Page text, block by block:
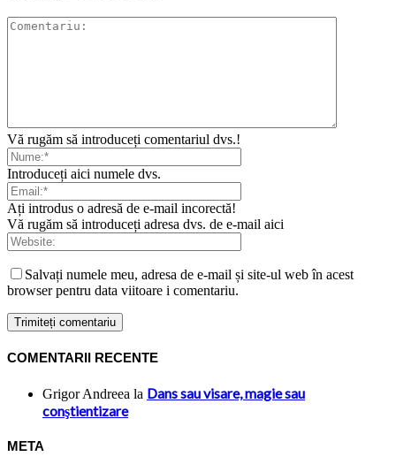
Vă rugăm să introduceți comentariul dvs.!
Introduceți aici numele dvs.
Ați introdus o adresă de e-mail incorectă!
Vă rugăm să introduceți adresa dvs. de e-mail aici
Salvați numele meu, adresa de e-mail și site-ul web în acest
browser pentru data viitoare i comentariu.
COMENTARII RECENTE
Grigor Andreea la Dans sau visare, magie sau
conştientizare
META